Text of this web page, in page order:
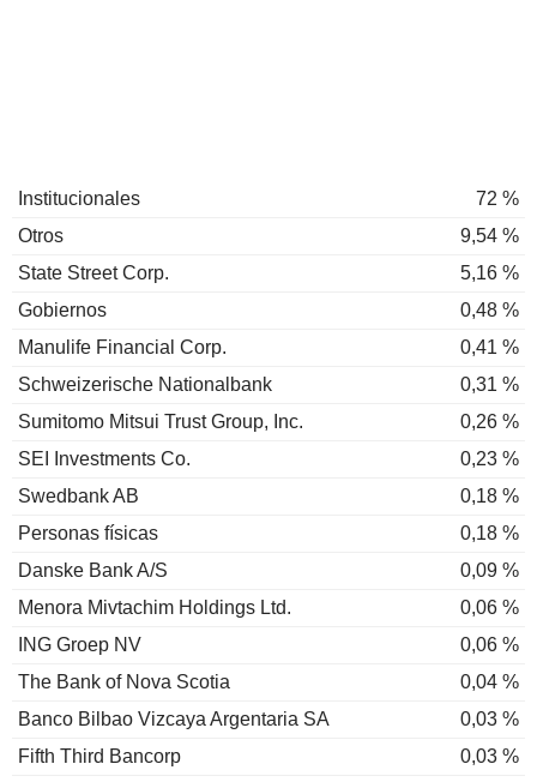
Institucionales
72 %
Otros
9,54 %
State Street Corp.
5,16 %
Gobiernos
0,48 %
Manulife Financial Corp.
0,41 %
Schweizerische Nationalbank
0,31 %
Sumitomo Mitsui Trust Group, Inc.
0,26 %
SEI Investments Co.
0,23 %
Swedbank AB
0,18 %
Personas físicas
0,18 %
Danske Bank A/S
0,09 %
Menora Mivtachim Holdings Ltd.
0,06 %
ING Groep NV
0,06 %
The Bank of Nova Scotia
0,04 %
Banco Bilbao Vizcaya Argentaria SA
0,03 %
Fifth Third Bancorp
0,03 %